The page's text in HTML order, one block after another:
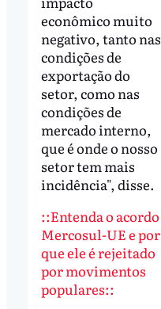
econômico muito
negativo, tanto nas
condições de
exportação do
setor, como nas
condições de
mercado interno,
que é onde o nosso
setor tem mais
incidência", disse.
::Entenda o acordo
Mercosul-UE e por
que ele é rejeitado
por movimentos
populares::